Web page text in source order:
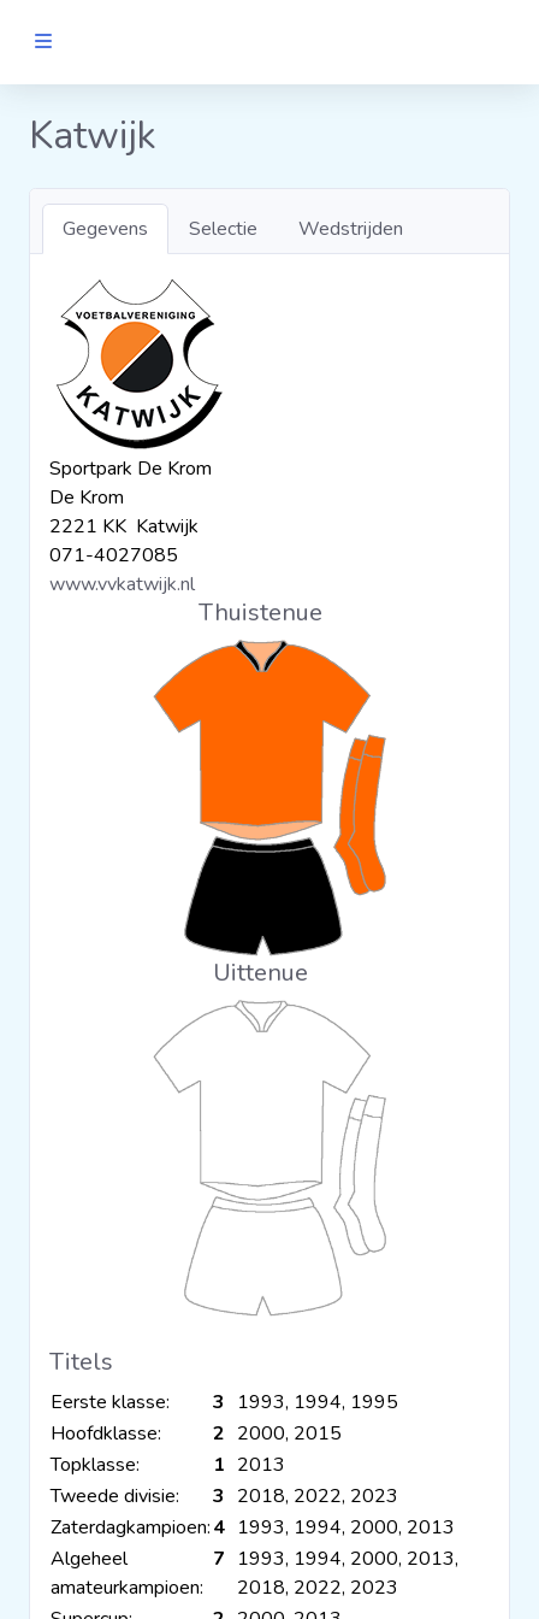
Wedstrijden
Statistieken
Voetbalpiramide
Links
VROUWEN
Katwijk
Gegevens Selectie Wedstrijden
Sportpark De Krom
De Krom
2221 KK Katwijk
071-4027085
www.vvkatwijk.nl
Thuistenue
Uittenue
Titels
Eerste klasse: 3
1993, 1994, 1995
Hoofdklasse:
2 2000, 2015
Topklasse:
1 2013
Tweede divisie:
3 2018, 2022, 2023
Zaterdagkampioen:4 1993, 1994, 2000, 2013
Algeheel
amateurkampioen:
7 1993, 1994, 2000, 2013,
2018, 2022, 2023